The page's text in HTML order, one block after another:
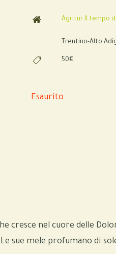
Agritur Il tempo
Trentino-Alto
50€
Esaurito
cresce nel cuore delle
sue mele profumano di